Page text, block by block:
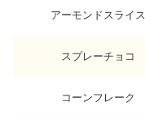
アーモンドスライス
スプレーチョコ
コーンフレーク